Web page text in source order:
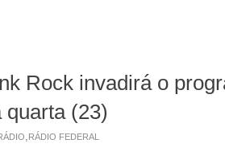
Rock invadirá o
quarta (23)
RÁDIO FEDERAL